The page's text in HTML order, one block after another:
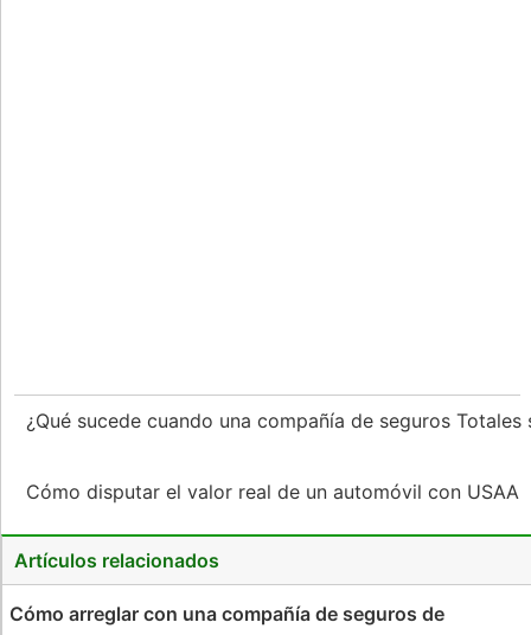
¿Qué sucede cuando una compañía de seguros
Cómo disputar el valor real de un automóvil con USAA
Artículos relacionados
Cómo arreglar con una compañía de seguros de